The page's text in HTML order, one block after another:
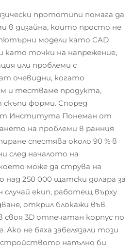
прототипи помага да
в дизайна, които просто не
модели като CAD
като точки на напрежение,
или проблеми с
очевидни, когато
и тестваме продукта,
скъпи форми. Според
Института Понеман от
на проблеми в ранния
спестява около 90 % в
след началото на
може да струва на
над 250 000 щатски долара за
случай екип, работещ върху
открил блокажи във
3D отпечатан корпус по
не бяха забелязали този
напълно би